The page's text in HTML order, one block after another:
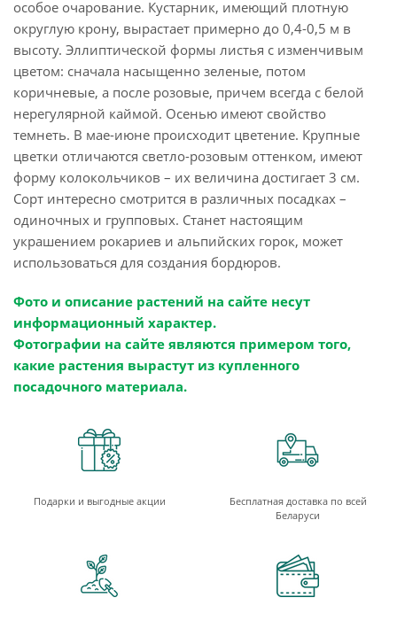
особое очарование. Кустарник, имеющий плотную
округлую крону, вырастает примерно до 0,4-0,5 м в
высоту. Эллиптической формы листья с изменчивым
цветом: сначала насыщенно зеленые, потом
коричневые, а после розовые, причем всегда с белой
нерегулярной каймой. Осенью имеют свойство
темнеть. В мае-июне происходит цветение. Крупные
цветки отличаются светло-розовым оттенком, имеют
форму колокольчиков – их величина достигает 3 см.
Сорт интересно смотрится в различных посадках –
одиночных и групповых. Станет настоящим
украшением рокариев и альпийских горок, может
использоваться для создания бордюров.
Фото и описание растений на сайте несут
информационный характер.
Фотографии на сайте являются примером того,
какие растения вырастут из купленного
посадочного материала.
Подарки и выгодные акции
Бесплатная доставка по всей
Беларуси